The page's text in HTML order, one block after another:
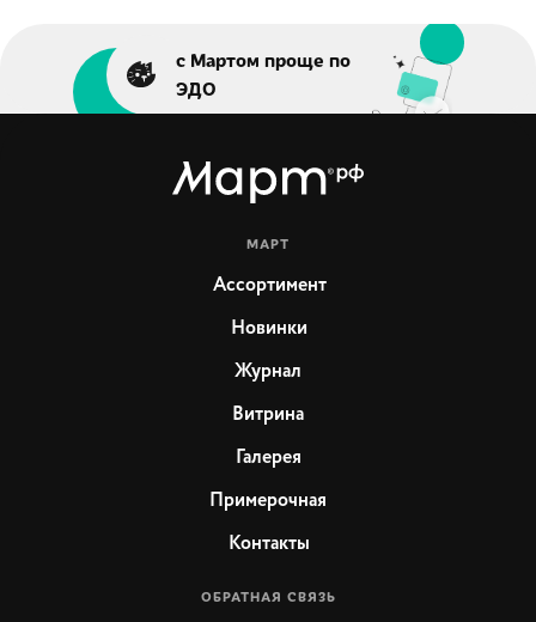
с Мартом проще по
ЭДО
МАРТ
Ассортимент
Новинки
Журнал
Витрина
Галерея
ОБРАТНАЯ СВЯЗЬ
Примерочная
Контакты